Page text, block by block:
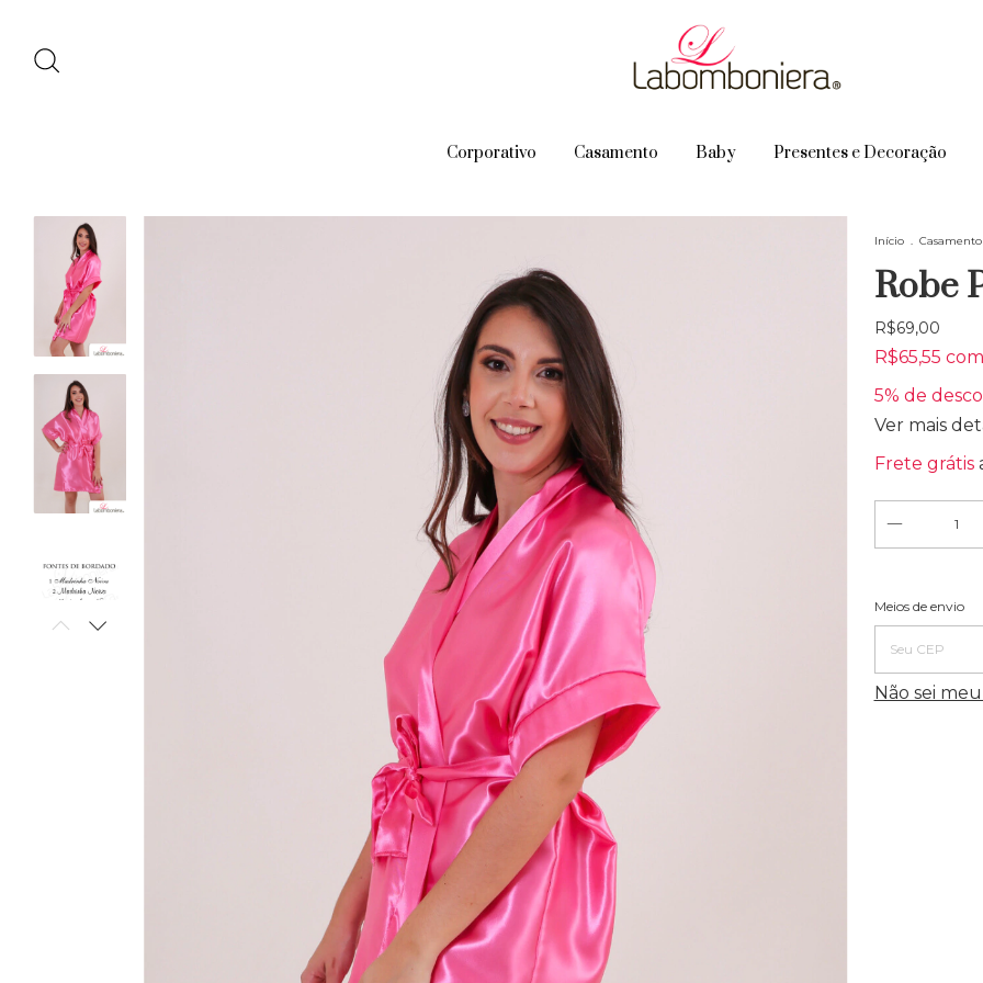
Corporativo Casamento Baby Presentes e Decoração
Início . Casamento
Robe
R$69,00
R$65,55 com
5% de
Ver mais
Frete grátis
Entregas
Meios de envio
Não sei